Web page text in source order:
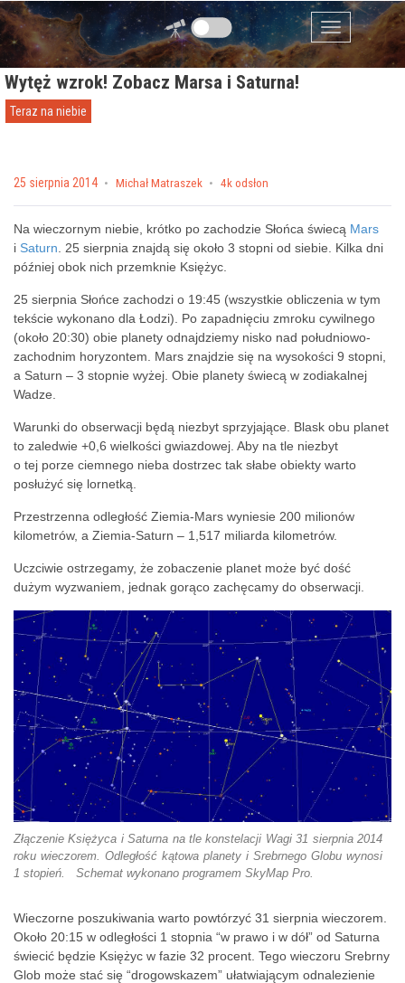
Przejdź do zawartości
Menu
Wytęż wzrok! Zobacz Marsa i Saturna!
Teraz na niebie
Posted on
25 sierpnia 2014 by Michał Matraszek 4k odsłon
Na wieczornym niebie, krótko po zachodzie Słońca świecą Mars
i Saturn . 25 sierpnia znajdą się około 3 stopni od siebie. Kilka dni
później obok nich przemknie Księżyc.
25 sierpnia Słońce zachodzi o 19:45 (wszystkie obliczenia w tym
tekście wykonano dla Łodzi). Po zapadnięciu zmroku cywilnego
(około 20:30) obie planety odnajdziemy nisko nad południowo-
zachodnim horyzontem. Mars znajdzie się na wysokości 9 stopni,
a Saturn – 3 stopnie wyżej. Obie planety świecą w zodiakalnej
Wadze.
Warunki do obserwacji będą niezbyt sprzyjające. Blask obu planet
to zaledwie +0,6 wielkości gwiazdowej. Aby na tle niezbyt
o tej porze ciemnego nieba dostrzec tak słabe obiekty warto
posłużyć się lornetką.
Przestrzenna odległość Ziemia-Mars wyniesie 200 milionów
kilometrów, a Ziemia-Saturn – 1,517 miliarda kilometrów.
Uczciwie ostrzegamy, że zobaczenie planet może być dość
dużym wyzwaniem, jednak gorąco zachęcamy do obserwacji.
Złączenie Księżyca i Saturna na tle konstelacji Wagi 31 sierpnia 2014
roku wieczorem. Odległość kątowa planety i Srebrnego Globu wynosi
1 stopień. Schemat wykonano programem SkyMap Pro.
Wieczorne poszukiwania warto powtórzyć 31 sierpnia wieczorem.
Około 20:15 w odległości 1 stopnia “w prawo i w dół” od Saturna
świecić będzie Księżyc w fazie 32 procent. Tego wieczoru Srebrny
Glob może stać się “drogowskazem” ułatwiającym odnalezienie